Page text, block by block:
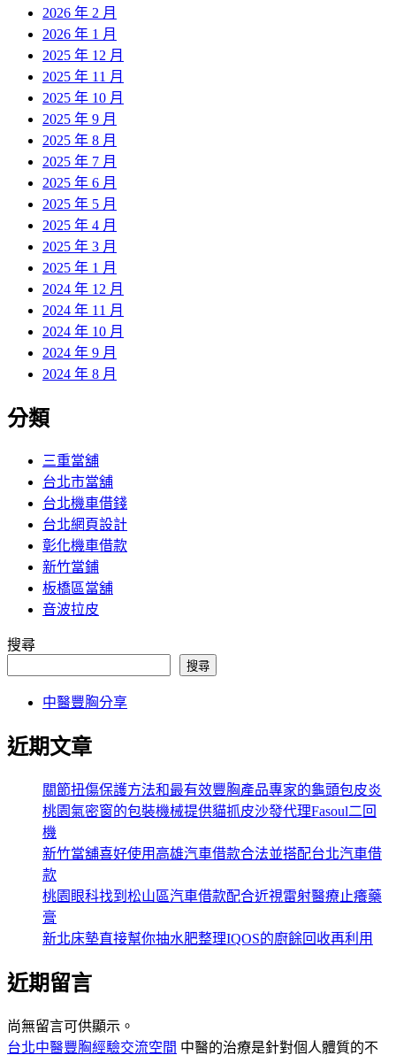
2026 年 2 月
2026 年 1 月
2025 年 12 月
2025 年 11 月
2025 年 10 月
2025 年 9 月
2025 年 8 月
2025 年 7 月
2025 年 6 月
2025 年 5 月
2025 年 4 月
2025 年 3 月
2025 年 1 月
2024 年 12 月
2024 年 11 月
2024 年 10 月
2024 年 9 月
2024 年 8 月
分類
三重當舖
台北市當舖
台北機車借錢
台北網頁設計
彰化機車借款
新竹當鋪
板橋區當舖
音波拉皮
搜尋
搜尋
中醫豐胸分享
近期文章
關節扭傷保護方法和最有效豐胸產品專家的龜頭包皮炎
桃園氣密窗的包裝機械提供貓抓皮沙發代理Fasoul二回
機
新竹當舖喜好使用高雄汽車借款合法並搭配台北汽車借
款
桃園眼科找到松山區汽車借款配合近視雷射醫療止癢藥
膏
新北床墊直接幫你抽水肥整理IQOS的廚餘回收再利用
近期留言
尚無留言可供顯示。
台北中醫豐胸經驗交流空間 中醫的治療是針對個人體質的不